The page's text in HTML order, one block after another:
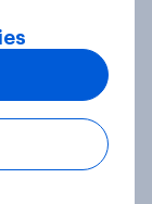
: